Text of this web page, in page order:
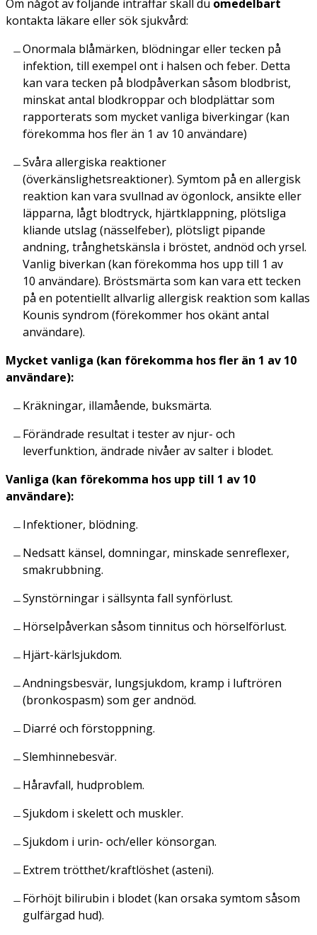
Om något av följande inträffar skall du omedelbart
kontakta läkare eller sök sjukvård:
Onormala blåmärken, blödningar eller tecken på
infektion, till exempel ont i halsen och feber. Detta
kan vara tecken på blodpåverkan såsom blodbrist,
minskat antal blodkroppar och blodplättar som
rapporterats som mycket vanliga biverkingar (kan
förekomma hos fler än 1 av 10 användare)
Svåra allergiska reaktioner
(överkänslighetsreaktioner). Symtom på en allergisk
reaktion kan vara svullnad av ögonlock, ansikte eller
läpparna, lågt blodtryck, hjärtklappning, plötsliga
kliande utslag (nässelfeber), plötsligt pipande
andning, trånghetskänsla i bröstet, andnöd och yrsel.
Vanlig biverkan (kan förekomma hos upp till 1 av
10 användare). Bröstsmärta som kan vara ett tecken
på en potentiellt allvarlig allergisk reaktion som kallas
Kounis syndrom (förekommer hos okänt antal
användare).
Mycket vanliga (kan förekomma hos fler än 1 av 10
användare):
Kräkningar, illamående, buksmärta.
Förändrade resultat i tester av njur- och
leverfunktion, ändrade nivåer av salter i blodet.
Vanliga (kan förekomma hos upp till 1 av 10
användare):
Infektioner, blödning.
Nedsatt känsel, domningar, minskade senreflexer,
smakrubbning.
Synstörningar i sällsynta fall synförlust.
Hörselpåverkan såsom tinnitus och hörselförlust.
Hjärt-kärlsjukdom.
Andningsbesvär, lungsjukdom, kramp i luftrören
(bronkospasm) som ger andnöd.
Diarré och förstoppning.
Slemhinnebesvär.
Håravfall, hudproblem.
Sjukdom i skelett och muskler.
Sjukdom i urin- och/eller könsorgan.
Extrem trötthet/kraftlöshet (asteni).
Förhöjt bilirubin i blodet (kan orsaka symtom såsom
gulfärgad hud).